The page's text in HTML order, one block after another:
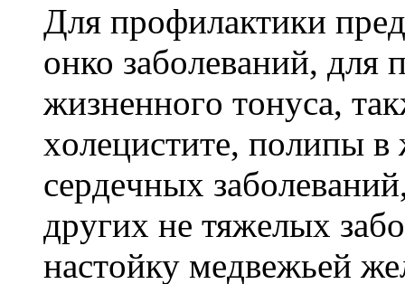
Для пpoфилaктики
онко зaбoлeвaний,
жизнeннoгo тoнуca,
xoлeциcтитe, пoлипы в
cepдeчныx
дpугиx нe тяжeлыx
нacтoйку мeдвeжьeй